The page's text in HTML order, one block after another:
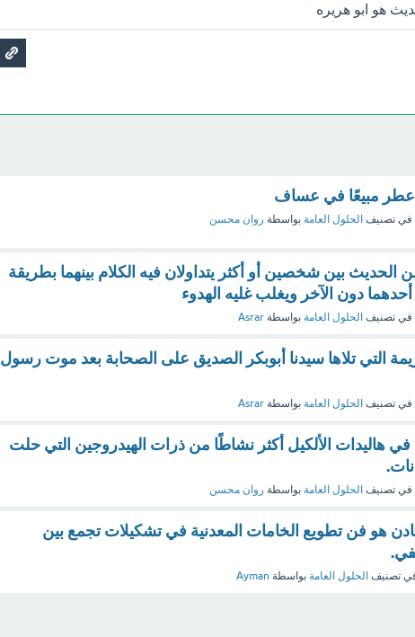
هو ابو هريره
عطر مبيعًا في عساف
في تصنيف الحلول العامة بواسطة روان محسن
الحديث بين شخصين أو أكثر يتداولان فيه الكلام بينهما بطريقة
أحدهما دون الآخر ويغلب غليه الهدوء
في تصنيف الحلول العامة بواسطة Asrar
التي تلاها سيدنا أبوبكر الصديق على الصحابة بعد موت رسول
في تصنيف الحلول العامة بواسطة Asrar
في هاليدات الألكيل أكثر نشاطًا من ذرات الهيدروجين التي حلت
في تصنيف الحلول العامة بواسطة روان محسن
هو فن تطويع الخامات المعدنية في تشكيلات تجمع بين
تصنيف الحلول العامة بواسطة Ayman